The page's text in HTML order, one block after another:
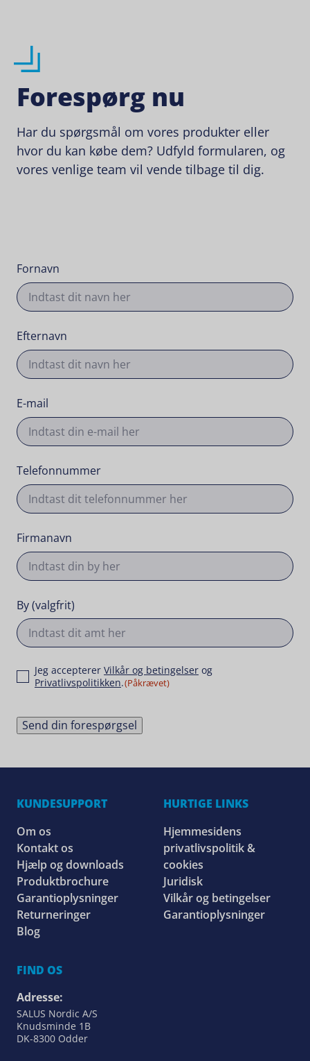
Forespørg nu
Har du spørgsmål om vores produkter eller
hvor du kan købe dem? Udfyld formularen, og
vores venlige team vil vende tilbage til dig.
Fornavn
Efternavn
E-mail
Telefonnummer
Firmanavn
By (valgfrit)
Samtykke
Jeg accepterer Vilkår og betingelser og
Privatlivspolitikken.(Påkrævet)
Send din forespørgsel
KUNDESUPPORT
Om os
Kontakt os
Hjælp og downloads
Produktbrochure
Garantioplysninger
Returneringer
Blog
HURTIGE LINKS
Hjemmesidens
privatlivspolitik &
cookies
Juridisk
Vilkår og betingelser
Garantioplysninger
FIND OS
Adresse:
SALUS Nordic A/S
Knudsminde 1B
DK-8300 Odder